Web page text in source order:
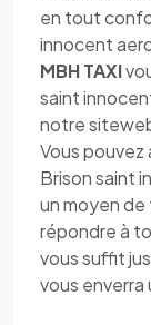
en tout
innocent
MBH TAXI
saint
notre
Vous pouvez
Brison saint
un moyen
répondre à
vous suffit
vous enverra